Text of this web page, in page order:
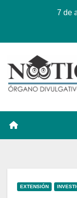
7 de
EXTENSIÓN